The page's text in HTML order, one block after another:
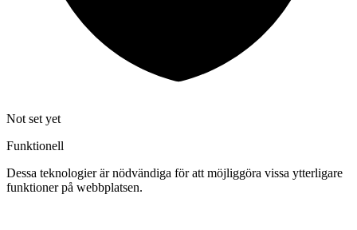
Not set yet
Funktionell
Dessa teknologier är nödvändiga för att möjliggöra vissa ytterligare
funktioner på webbplatsen.